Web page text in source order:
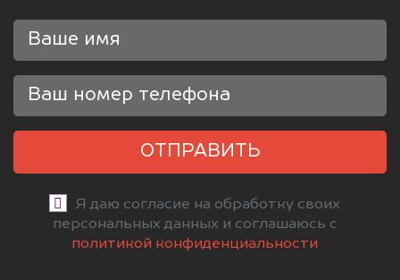
ОТПРАВИТЬ
Я даю согласие на обработку своих
персональных данных и соглашаюсь с
политикой конфиденциальности